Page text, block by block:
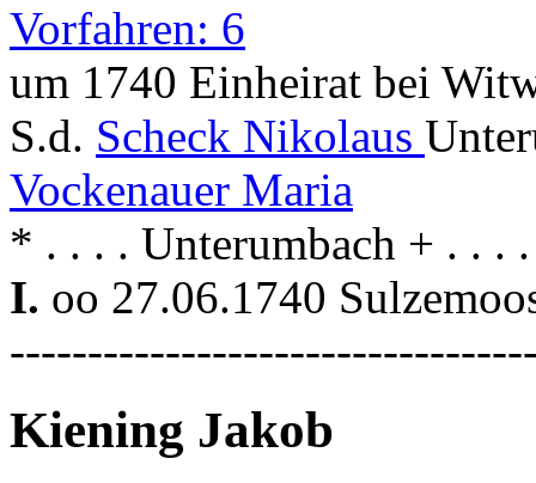
Vorfahren: 6
um 1740 Einheirat bei
S.d. Scheck Nikolaus
Vockenauer Maria
* . . . . Unterumbach + . . .
I. oo 27.06.1740
Kiening Jakob